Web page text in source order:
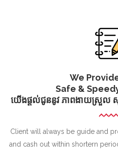
We
Safe &
យើងផ្ដល់ជូននូវ ភាពងាយស្រួល សុ
Client will always be guide and
and cash out within shortern